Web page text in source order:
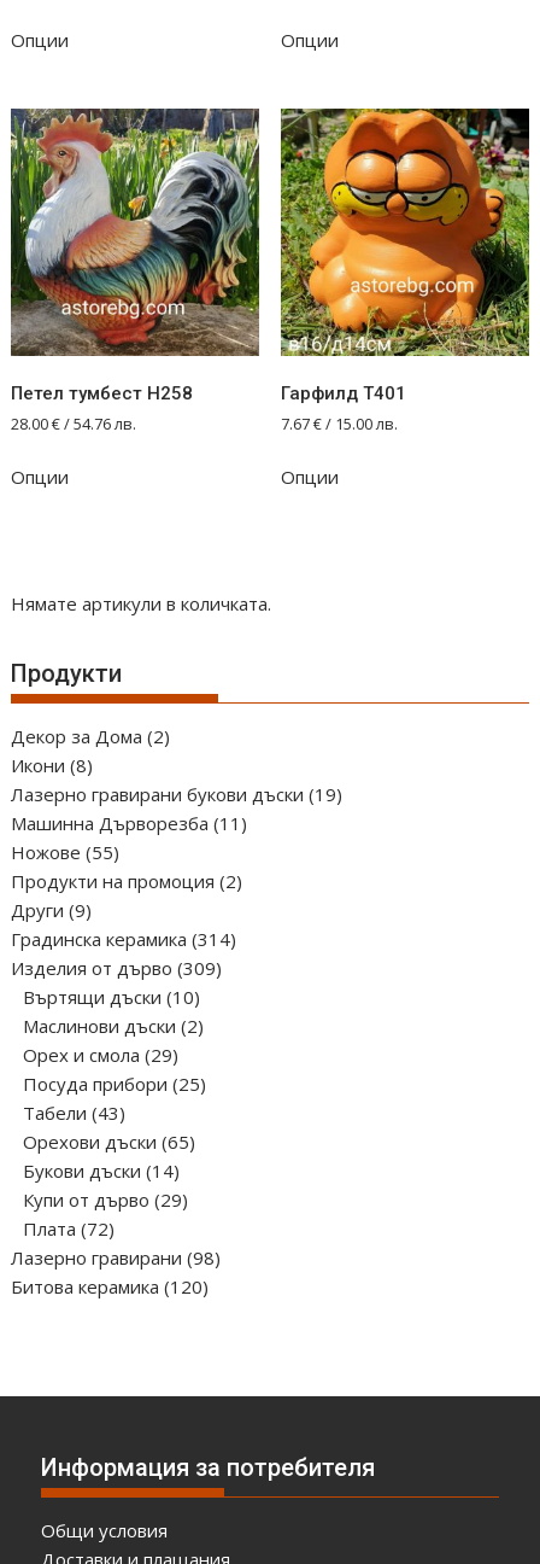
Опции Опции
Петел тумбест Н258
28.00€/ 54.76 лв.
Опции
Гарфилд Т401
7.67€/ 15.00 лв.
Опции
Нямате артикули в количката.
Продукти
Декор за Дома 22
Икони 88
продукта
Лазерно гравирани букови дъски 1919
Машинна Дърворезба 11 11
Ножове 5555
продукта
Продукти на промоция 22
Други 99
продукта
Градинска керамика 314314
Изделия от дърво 309309
Въртящи дъски 1010
продукта
Маслинови дъски 22
Орех и смола 2929
продукта
Посуда прибори 2525
Табели 4343
продукта
Орехови дъски 6565
Букови дъски 1414
продукта
Купи от дърво 2929
Плата 7272
продукта
Лазерно гравирани 9898
Битова керамика 120120
Информация за потребителя
Общи условия